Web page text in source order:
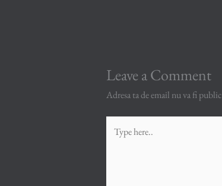
Leave a Comment
Adresa ta de email nu va fi
here..